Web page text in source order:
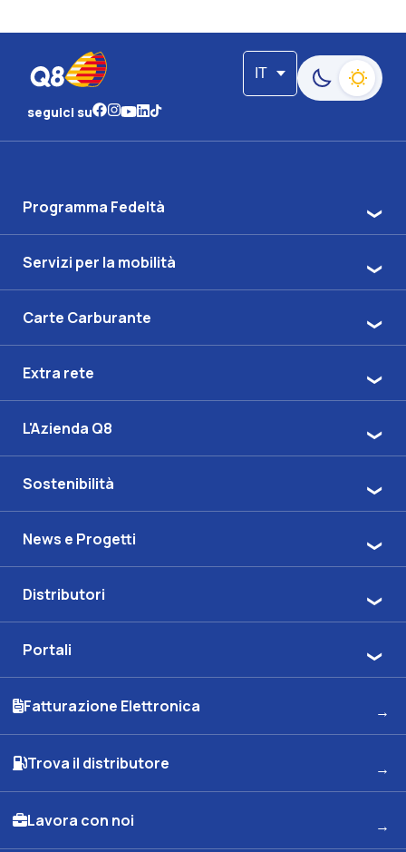
IT
Passa alla
seguici su
Programma Fedeltà
Servizi per la mobilità
Carte Carburante
Extra rete
L'Azienda Q8
Sostenibilità
News e Progetti
Distributori
Portali
Fatturazione Elettronica
Trova il distributore
Lavora con noi